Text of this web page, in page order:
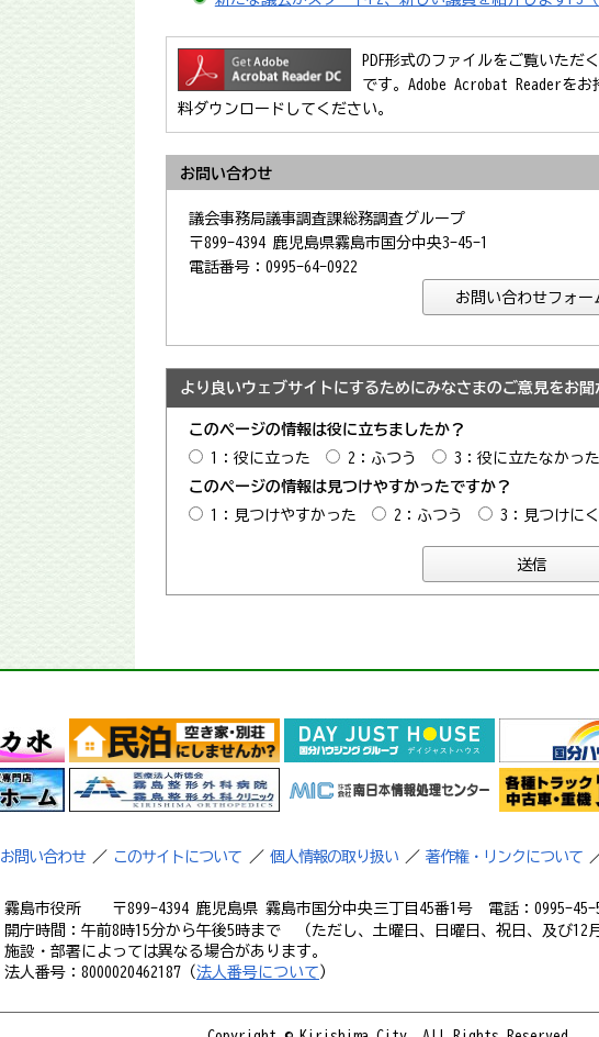
PDF形式のファイルをご覧いただ
です。Adobe Acrobat Readerを
料ダウンロードしてください。
お問い合わせ
議会事務局議事調査課総務調査グループ
〒899-4394 鹿児島県霧島市国分中央3-45-1
電話番号：0995-64-0922
より良いウェブサイトにするためにみなさまのご意見をお聞
このページの情報は役に立ちましたか？
1：役に立った
2：ふつう
3：役に立たなかった
このページの情報は見つけやすかったですか？
1：見つけやすかった
2：ふつう 3：見つけに
お問い合わせ ／ このサイトについて ／ 個人情報の取り扱い ／ 著作権・リンクについて
霧島市役所
〒899-4394 鹿児島県 霧島市国分中央三丁目45番1号 電話：0995-
開庁時間：午前8時15分から午後5時まで （ただし、土曜日、日曜日、祝日、及び12
施設・部署によっては異なる場合があります。
法人番号：8000020462187（法人番号について ）